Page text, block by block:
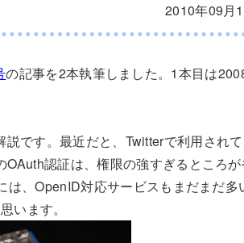
2010年09月
の記事を2本執筆しました。1本目は
です。最近だと、Twitterで利用され
認証は、権限の強すぎるところ
、OpenID対応サービスもまだまだ多
います。